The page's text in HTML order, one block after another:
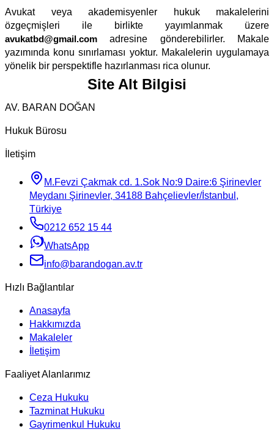
Avukat veya akademisyenler hukuk makalelerini
özgeçmişleri ile birlikte yayımlanmak üzere
avukatbd@gmail.com adresine gönderebilirler. Makale
yazımında konu sınırlaması yoktur. Makalelerin uygulamaya
yönelik bir perspektifle hazırlanması rica olunur.
Site Alt Bilgisi
AV. BARAN DOĞAN
Hukuk Bürosu
İletişim
M.Fevzi Çakmak cd. 1.Sok No:9 Daire:6 Şirinevler
Meydanı Şirinevler, 34188 Bahçelievler/İstanbul,
Türkiye
0212 652 15 44
WhatsApp
info@barandogan.av.tr
Hızlı Bağlantılar
Anasayfa
Hakkımızda
Makaleler
İletişim
Faaliyet Alanlarımız
Ceza Hukuku
Tazminat Hukuku
Gayrimenkul Hukuku